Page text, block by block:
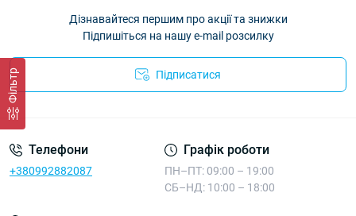
Фільтр
Дізнавайтеся першим про акції та знижки
Підпишіться на нашу e-mail розсилку
Підписатися
Телефони
+380992882087
Графік роботи
ПН–ПТ: 09:00 – 19:00
СБ–НД: 10:00 – 18:00